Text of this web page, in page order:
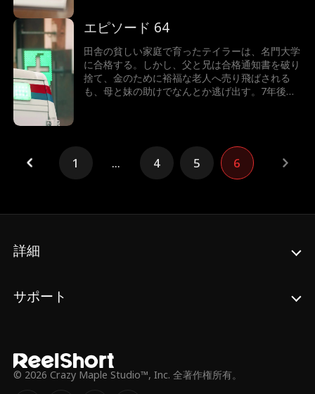
よって売り飛ばされた妹の姿だった。怒りに燃え
るテイラーは、正義の鉄槌を下すことができるの
か！
エピソード 64
田舎の貧しい家庭で育ったテイラーは、名門大学
に合格する。しかし、父と兄は合格通知書を破り
捨て、金のために裕福な老人へ売り飛ばされる
も、母と妹の助けでなんとか逃げ出す。7年後、
るテイラーは、正義の鉄槌を下すことができるの
か！
1 ... 4 5 6
詳細
サポート
© 2026 Crazy Maple Studio™, Inc. 全著作権所有。